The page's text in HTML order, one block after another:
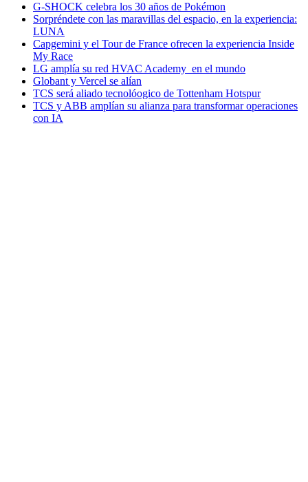
G-SHOCK celebra los 30 años de Pokémon
Sorpréndete con las maravillas del espacio, en la experiencia:
LUNA
Capgemini y el Tour de France ofrecen la experiencia Inside
My Race
LG amplía su red HVAC Academy en el mundo
Globant y Vercel se alían
TCS será aliado tecnolóogico de Tottenham Hotspur
TCS y ABB amplían su alianza para transformar operaciones
con IA